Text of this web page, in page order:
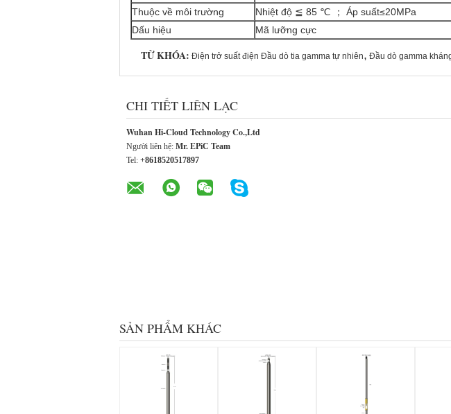
Thuộc về môi trường
Nhiệt độ ≦ 85 ℃ ； Áp suất≤20MPa
Dấu hiệu
Mã lưỡng cực
TỪ KHÓA: Điện trở suất điện Đầu dò tia gamma tự nhiên, Đầu dò gamma
CHI TIẾT LIÊN LẠC
Wuhan Hi-Cloud Technology Co.,Ltd
Người liên hệ: Mr. EPiC Team
Tel: +8618520517897
SẢN PHẨM KHÁC